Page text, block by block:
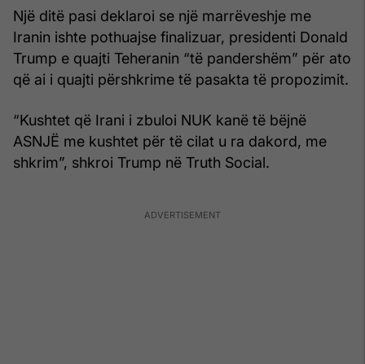
Një ditë pasi deklaroi se një marrëveshje me
Iranin ishte pothuajse finalizuar, presidenti Donald
Trump e quajti Teheranin “të pandershëm” për ato
që ai i quajti përshkrime të pasakta të propozimit.
“Kushtet që Irani i zbuloi NUK kanë të bëjnë
ASNJË me kushtet për të cilat u ra dakord, me
shkrim”, shkroi Trump në Truth Social.